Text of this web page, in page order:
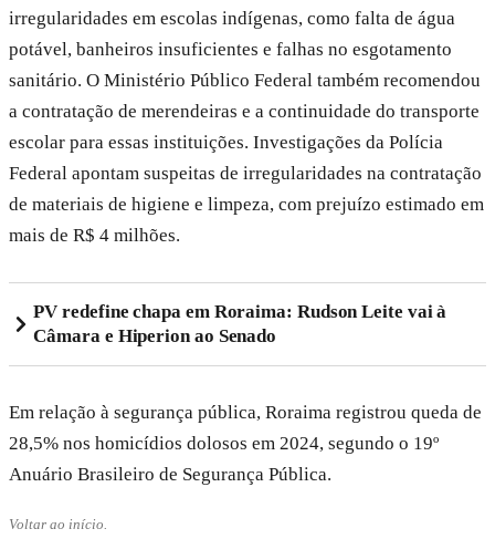
irregularidades em escolas indígenas, como falta de água
potável, banheiros insuficientes e falhas no esgotamento
sanitário. O Ministério Público Federal também recomendou
a contratação de merendeiras e a continuidade do transporte
escolar para essas instituições. Investigações da Polícia
Federal apontam suspeitas de irregularidades na contratação
de materiais de higiene e limpeza, com prejuízo estimado em
mais de R$ 4 milhões.
PV redefine chapa em Roraima: Rudson Leite vai à
Câmara e Hiperion ao Senado
Em relação à segurança pública, Roraima registrou queda de
28,5% nos homicídios dolosos em 2024, segundo o 19º
Anuário Brasileiro de Segurança Pública.
Voltar ao início.